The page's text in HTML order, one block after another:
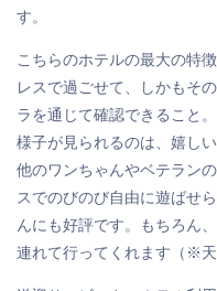
す。
こちらのホテルの最大の特
レスで過ごせて、しかもそ
ラを通じて確認できること
様子が見られるのは、嬉し
他のワンちゃんやベテラン
スでのびのび自由に遊ばせ
んにも好評です。もちろん
連れて行ってくれます（※天